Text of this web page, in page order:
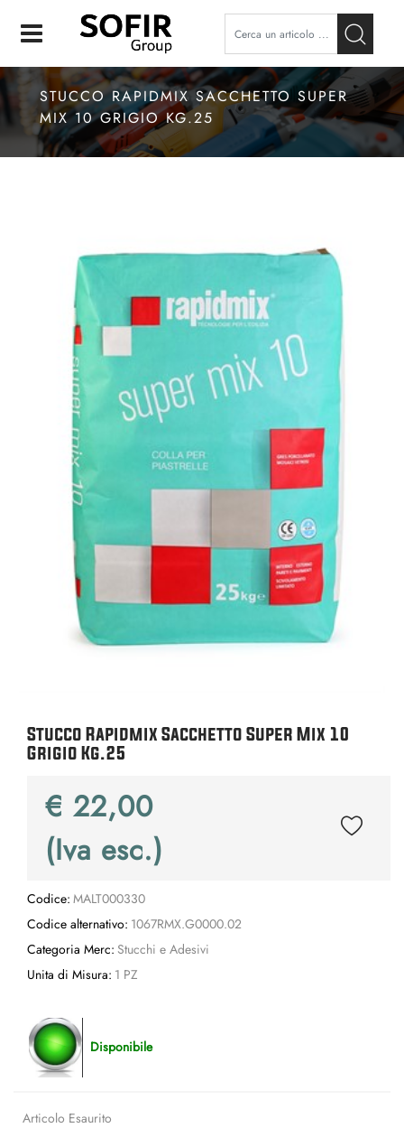
STUCCO RAPIDMIX SACCHETTO SUPER
MIX 10 GRIGIO KG.25
Stucco Rapidmix Sacchetto Super Mix 10
Grigio Kg.25
€ 22,00
(Iva esc.)
Codice: MALT000330
Codice alternativo: 1067RMX.G0000.02
Categoria Merc: Stucchi e Adesivi
Unita di Misura: 1 PZ
Disponibile
Articolo Esaurito